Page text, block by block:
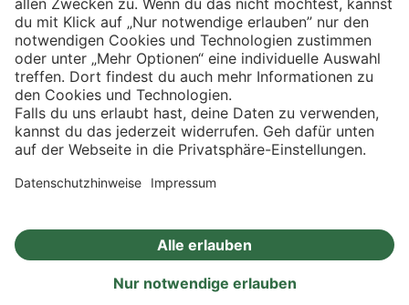
Eishockey
Impressum
Privatsphäre-Einstellungen